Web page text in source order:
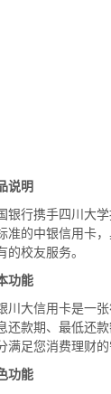
说明
银行携手四川大
准的中银信用卡
的校友服务。
功能
川大信用卡是一
还款期、最低还
满足您消费理财
功能